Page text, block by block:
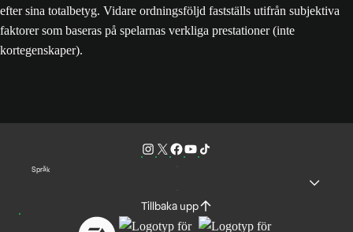
efter sina totalbetyg. Vidare ordningsföljd fastställs utifrån subjektiva
faktorer som baseras på spelarnas verkliga prestationer (inte
kortegenskaper).
Språk
Tillbaka upp